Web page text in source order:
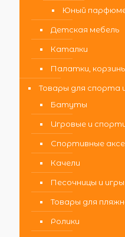
Юный
Детская мебель
Каталки
Палатки,
Товары для спорта
Батуты
Игровые и
Спортивные
Качели
Песочницы и
Товары для
Ролики